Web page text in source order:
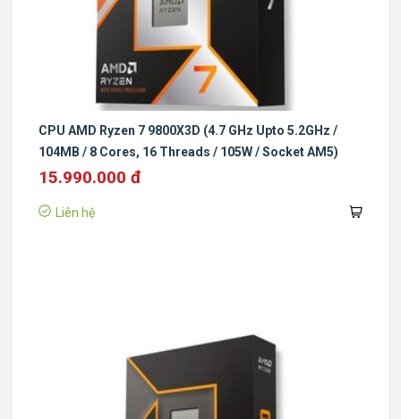
CPU AMD Ryzen 7 9800X3D (4.7 GHz Upto 5.2GHz /
104MB / 8 Cores, 16 Threads / 105W / Socket AM5)
15.990.000 đ
Liên hệ